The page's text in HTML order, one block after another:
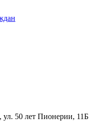
50 лет Пионерии, 11Б